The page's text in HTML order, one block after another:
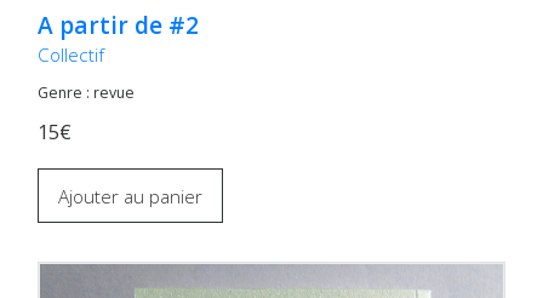
A partir de #2
Collectif
Genre : revue
15€
Ajouter au panier